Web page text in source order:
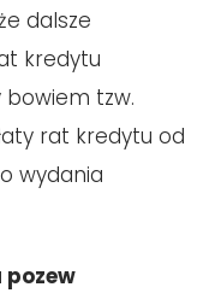
dalsze
kredytu
bowiem tzw.
rat kredytu od
wydania
pozew